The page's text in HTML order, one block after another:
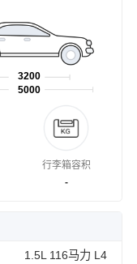
5000
3200
行李箱容积
-
1.5L 116马力 L4